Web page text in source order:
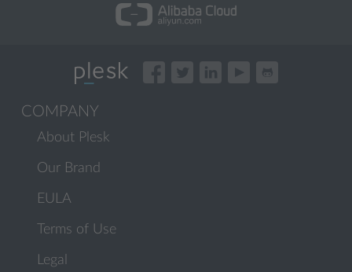
COMPANY
About Plesk
Our Brand
EULA
Terms of Use
Legal